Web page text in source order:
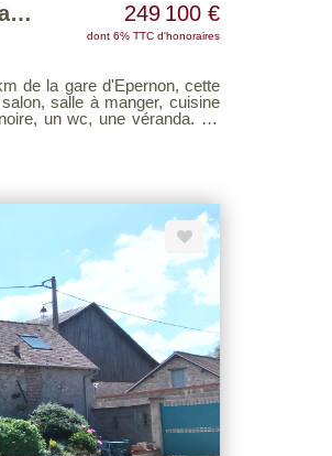
Proche EPERNON : Maison de Ville Familiale avec beau potentiel 249 100 €
dont 6% TTC d'honoraires
salle à manger, cuisine
un wc, une véranda. Au
Barème